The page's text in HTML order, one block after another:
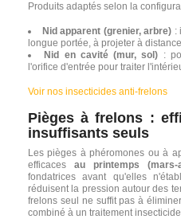
Produits adaptés selon la
Nid apparent (grenier, arbre) :
longue portée, à projeter à
Nid en cavité (mur, sol) :
l'orifice d'entrée pour traiter
Voir nos insecticides anti-frelons
Pièges à frelons :
insuffisants seuls
Les pièges à phéromones ou à
efficacesau printemps (mars-
fondatrices avant qu'elles
réduisent la pression autour des
frelons seul ne suffit pas à
combiné à un traitement